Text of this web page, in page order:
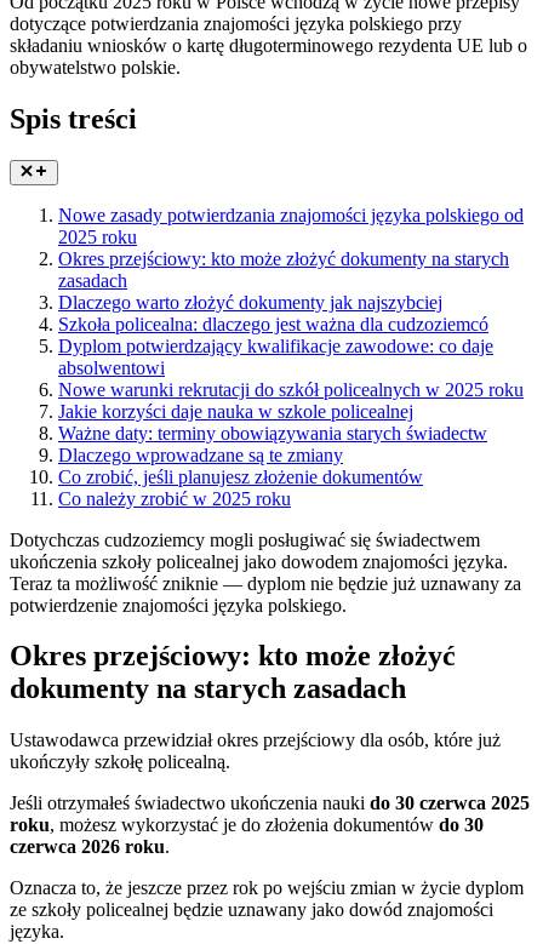
dotyczące potwierdzania znajomości języka polskiego przy
składaniu wniosków o kartę długoterminowego rezydenta UE lub o
obywatelstwo polskie.
Spis treści
Nowe zasady potwierdzania znajomości języka polskiego od
2025 roku
Okres przejściowy: kto może złożyć dokumenty na starych
zasadach
Dlaczego warto złożyć dokumenty jak najszybciej
Szkoła policealna: dlaczego jest ważna dla cudzoziemcó
Dyplom potwierdzający kwalifikacje zawodowe: co daje
absolwentowi
Nowe warunki rekrutacji do szkół policealnych w 2025 roku
Jakie korzyści daje nauka w szkole policealnej
Ważne daty: terminy obowiązywania starych świadectw
Dlaczego wprowadzane są te zmiany
Co zrobić, jeśli planujesz złożenie dokumentów
Co należy zrobić w 2025 roku
Dotychczas cudzoziemcy mogli posługiwać się świadectwem
ukończenia szkoły policealnej jako dowodem znajomości języka.
Teraz ta możliwość zniknie — dyplom nie będzie już uznawany za
potwierdzenie znajomości języka polskiego.
Okres przejściowy: kto może złożyć
dokumenty na starych zasadach
Ustawodawca przewidział okres przejściowy dla osób, które już
ukończyły szkołę policealną.
Jeśli otrzymałeś świadectwo ukończenia nauki do 30 czerwca 2025
roku, możesz wykorzystać je do złożenia dokumentów do 30
czerwca 2026 roku.
Oznacza to, że jeszcze przez rok po wejściu zmian w życie dyplom
ze szkoły policealnej będzie uznawany jako dowód znajomości
języka.